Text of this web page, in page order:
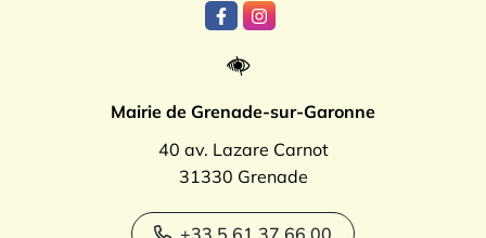
Lien vers le compte Facebook
Lien vers le compte
Mairie de Grenade-sur-Garonne
40 av. Lazare Carnot
31330 Grenade